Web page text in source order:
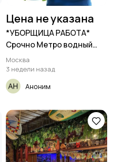
Цена не указана
*УБОРЩИЦА РАБОТА*
Срочно Метро водный
стадион
Москва
3 недели назад
Аноним